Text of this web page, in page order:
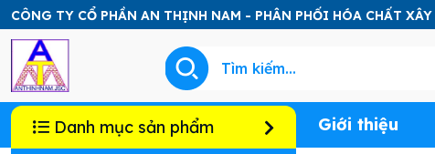
CÔNG TY CỔ PHẦN AN THỊNH NAM - PHÂN PHỐI HÓA CHẤT
Danh mục sản phẩm Giới thiệu